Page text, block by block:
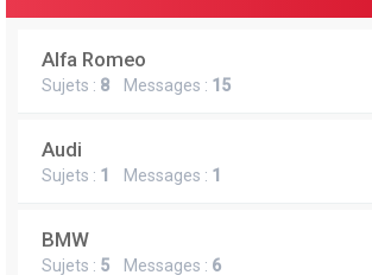
Alfa Romeo
Sujets : 8 Messages : 15
Audi
Sujets : 1 Messages : 1
BMW
Sujets : 5 Messages : 6